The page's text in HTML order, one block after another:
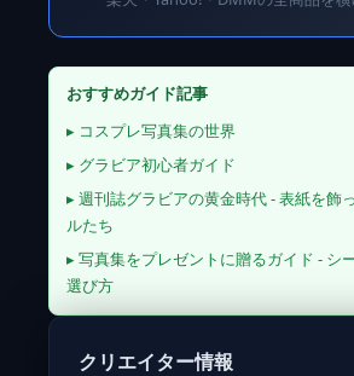
おすすめガイド記事
▸ コスプレ写真集の世界
▸ グラビア初心者ガイド
▸ 週刊誌グラビアの黄金時代 - 表紙を飾
ルたち
▸ 写真集をプレゼントに贈るガイド - シ
選び方
クリエイター情報